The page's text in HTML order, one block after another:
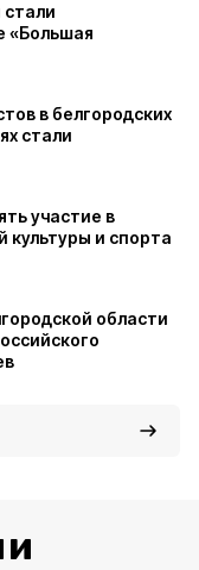
стали
«Большая
в белгородских
стали
участие в
культуры и спорта
области